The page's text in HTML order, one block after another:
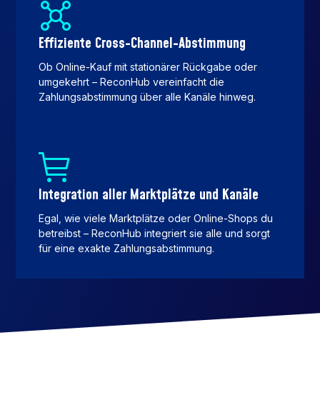
Effiziente Cross-Channel-Abstimmung
Ob Online-Kauf mit stationärer Rückgabe oder
umgekehrt – ReconHub vereinfacht die
Zahlungsabstimmung über alle Kanäle hinweg.
Integration aller Marktplätze und Kanäle
Egal, wie viele Marktplätze oder Online-Shops du
betreibst – ReconHub integriert sie alle und sorgt
für eine exakte Zahlungsabstimmung.